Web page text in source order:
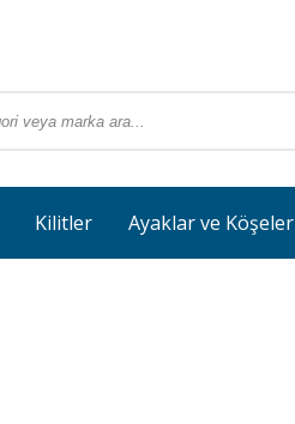
Kilitler Ayaklar ve Köşeler